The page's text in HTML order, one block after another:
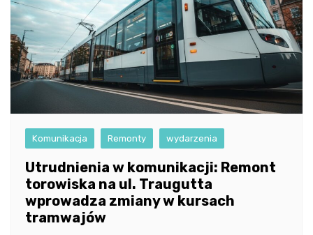
Komunikacja Remonty wydarzenia
Utrudnienia w komunikacji: Remont
torowiska na ul. Traugutta
wprowadza zmiany w kursach
tramwajów